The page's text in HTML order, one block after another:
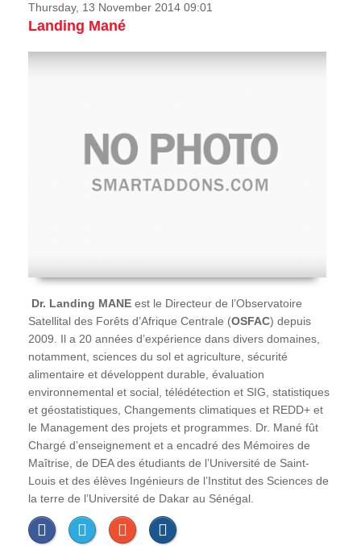
Thursday, 13 November 2014 09:01
Landing Mané
Dr. Landing MANE est le Directeur de l’Observatoire
Satellital des Forêts d’Afrique Centrale (OSFAC) depuis
2009. Il a 20 années d’expérience dans divers domaines,
notamment, sciences du sol et agriculture, sécurité
alimentaire et développent durable, évaluation
environnemental et social, télédétection et SIG, statistiques
et géostatistiques, Changements climatiques et REDD+ et
le Management des projets et programmes. Dr. Mané fût
Chargé d’enseignement et a encadré des Mémoires de
Maîtrise, de DEA des étudiants de l’Université de Saint-
Louis et des élèves Ingénieurs de l’Institut des Sciences de
la terre de l’Université de Dakar au Sénégal.